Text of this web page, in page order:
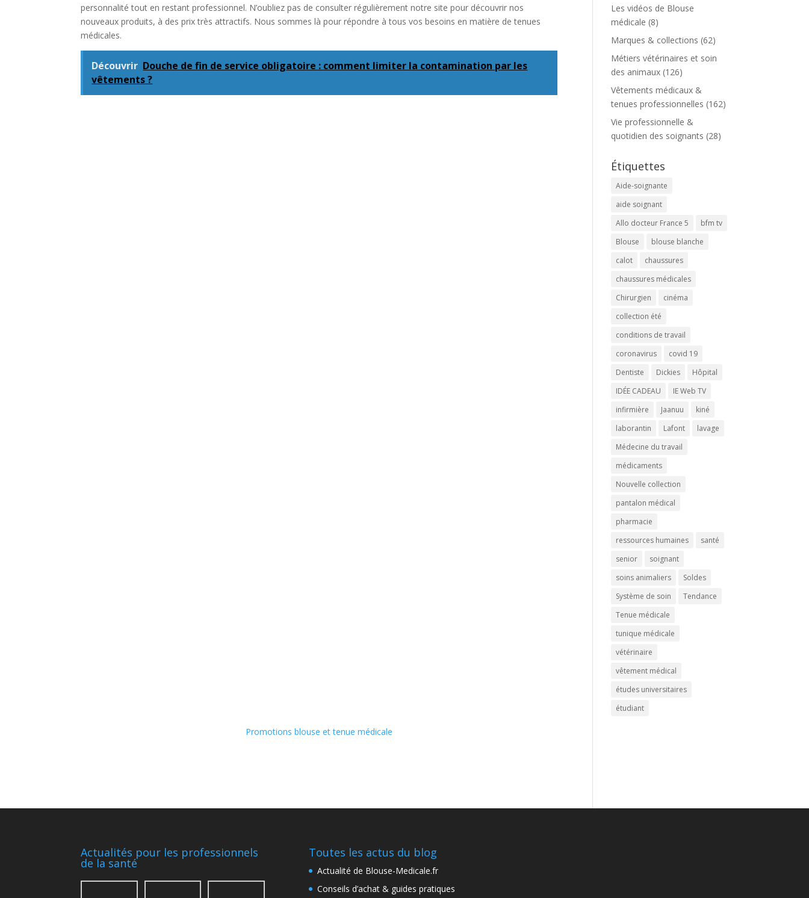
personnalité tout en restant professionnel. N’oubliez pas de consulter régulièrement notre site pour découvrir nos
nouveaux produits, à des prix très attractifs. Nous sommes là pour répondre à tous vos besoins en matière de tenues
médicales.
Découvrir Douche de fin de service obligatoire : comment limiter la contamination par les
vêtements ?
Promotions blouse et tenue médicale
Les vidéos de Blouse
médicale (8)
Marques & collections (62)
Métiers vétérinaires et soin
des animaux (126)
Vêtements médicaux &
tenues professionnelles (162)
Vie professionnelle &
quotidien des soignants (28)
Étiquettes
Aide-soignante
aide soignant
Allo docteur France 5
bfm tv
Blouse
blouse blanche
calot
chaussures
chaussures médicales
Chirurgien
cinéma
collection été
conditions de travail
coronavirus
covid 19
Dentiste
Dickies
Hôpital
IDÉE CADEAU
IE Web TV
infirmière
Jaanuu
kiné
laborantin
Lafont
lavage
Médecine du travail
médicaments
Nouvelle collection
pantalon médical
pharmacie
ressources humaines
santé
senior
soignant
soins animaliers
Soldes
Système de soin
Tendance
Tenue médicale
tunique médicale
vétérinaire
vêtement médical
études universitaires
étudiant
Actualités pour les professionnels
de la santé
Toutes les actus du blog
Actualité de Blouse-Medicale.fr
Conseils d’achat & guides pratiques